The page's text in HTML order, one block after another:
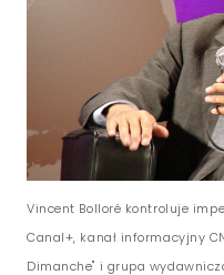
Vincent Bolloré kontroluje
Canal+, kanał informacyjny
Dimanche" i grupa